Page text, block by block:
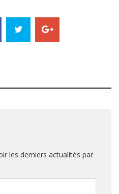
les derniers actualités par